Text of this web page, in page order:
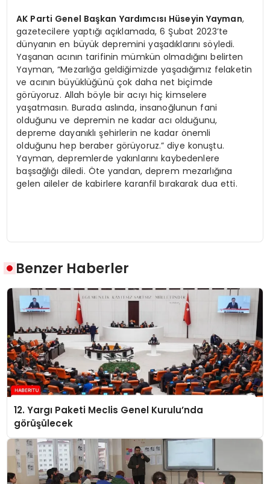
AK Parti Genel Başkan Yardımcısı Hüseyin Yayman,
gazetecilere yaptığı açıklamada, 6 Şubat 2023’te
dünyanın en büyük depremini yaşadıklarını söyledi.
Yaşanan acının tarifinin mümkün olmadığını belirten
Yayman, “Mezarlığa geldiğimizde yaşadığımız felaketin
ve acının büyüklüğünü çok daha net biçimde
görüyoruz. Allah böyle bir acıyı hiç kimselere
yaşatmasın. Burada aslında, insanoğlunun fani
olduğunu ve depremin ne kadar acı olduğunu,
depreme dayanıklı şehirlerin ne kadar önemli
olduğunu hep beraber görüyoruz.” diye konuştu.
Yayman, depremlerde yakınlarını kaybedenlere
başsağlığı diledi. Öte yandan, deprem mezarlığına
gelen aileler de kabirlere karanfil bırakarak dua etti.
Benzer Haberler
12. Yargı Paketi Meclis Genel Kurulu’nda
görüşülecek